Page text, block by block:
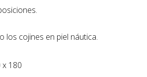
los cojines en piel náutica.
x 180